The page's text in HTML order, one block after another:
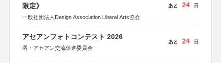
限定》
一般社団法人Design Association Liberal Arts協会
あと 24 日
アセアンフォトコンテスト 2026
堺・アセアン交流促進委員会
あと 24 日